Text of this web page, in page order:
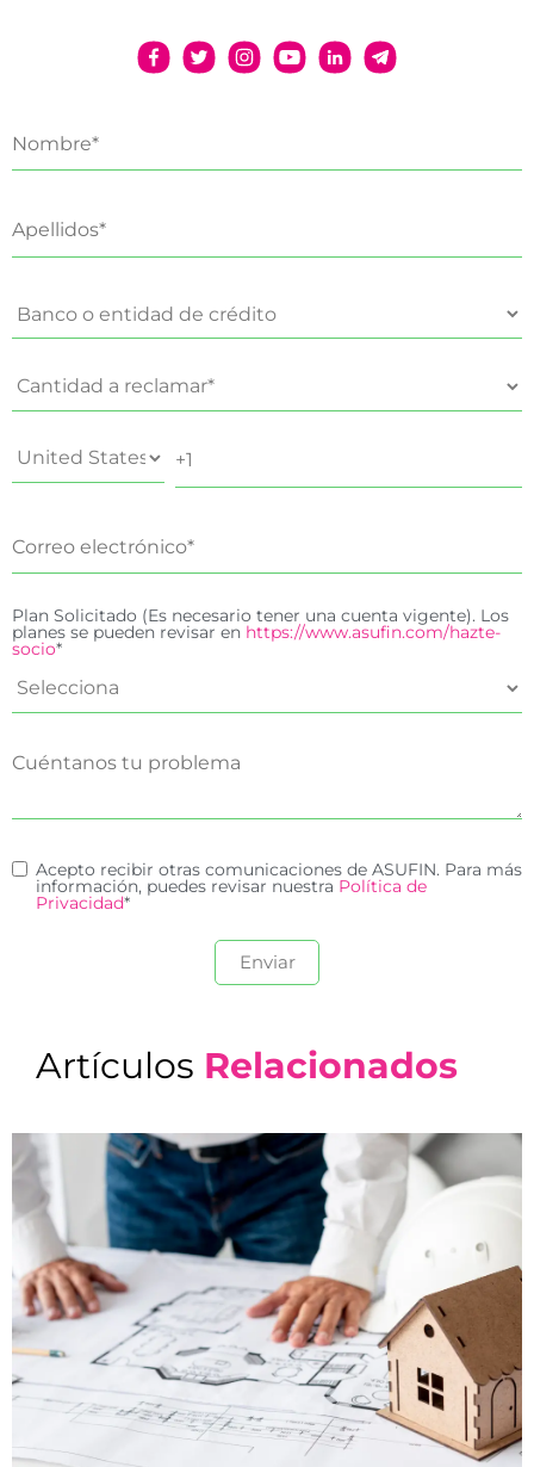
Plan Solicitado (Es necesario tener una cuenta vigente). Los
planes se pueden revisar en https://www.asufin.com/hazte-
socio*
Acepto recibir otras comunicaciones de ASUFIN. Para más
información, puedes revisar nuestra Política de
Privacidad*
Artículos Relacionados